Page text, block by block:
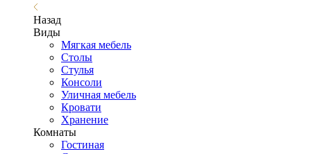
Назад
Виды
Мягкая мебель
Столы
Стулья
Консоли
Уличная мебель
Кровати
Хранение
Комнаты
Гостиная